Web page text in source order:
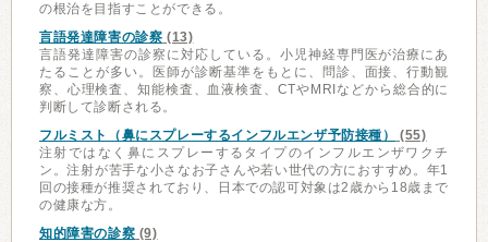
の根治を目指すことができる。
言語発達障害の診察 (13)
言語発達障害の診察に対応している。小児神経専門医が治療にあ
たることが多い。医師が診断基準をもとに、問診、面接、行動観
察、心理検査、知能検査、血液検査、CTやMRIなどから総合的に
判断して診断される。
フルミスト（鼻にスプレーするインフルエンザ予防接種）
(55)
注射ではなく鼻にスプレーするタイプのインフルエンザワクチ
ン。注射が苦手な小さなお子さんや若い世代の方におすすめ。年1
回の接種が推奨されており、日本での認可対象は2歳から18歳まで
の健康な方。
知的障害の診察 (9)